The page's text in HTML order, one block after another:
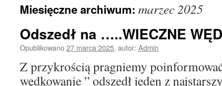
Miesięczne archiwum: marzec 2025
Odszedł na …..WIECZNE
Opublikowano27 marca 2025, autor: Admin
Z przykrością pragniemy
wędkowanie ” odszedł jeden z